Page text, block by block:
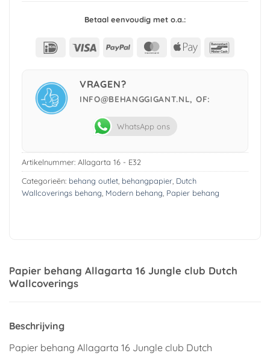
Betaal eenvoudig met o.a.:
IDeal Visa PayPal MasterCard
Apple
VRAGEN?
INFO@BEHANGGIGANT.NL, OF:
WhatsApp ons
Artikelnummer: Allagarta 16 - E32
Categorieën: behang outlet, behangpapier, Dutch
Wallcoverings behang Modern behang Papier behang
Papier behang Allagarta 16 Jungle club Dutch
Wallcoverings
Beschrijving
Papier behang Allagarta 16 Jungle club Dutch